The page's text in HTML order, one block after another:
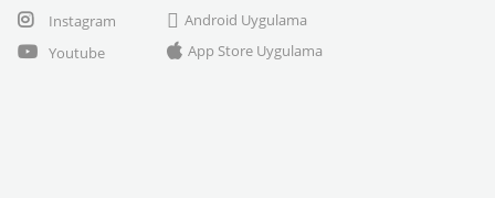
Instagram
Youtube
Android Uygulama
App Store Uygulama